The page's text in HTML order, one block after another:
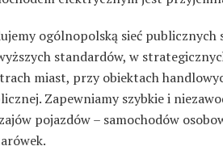
ogólnopolską sieć publicznych
standardów, w
miast, przy obiektach
Zapewniamy szybkie i
pojazdów – samochodów